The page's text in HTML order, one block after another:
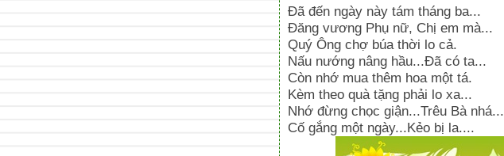
Đã đến ngày này tám tháng ba...
Đăng vương Phụ nữ, Chị em mà...
Quý Ông chợ búa thời lo cả.
Nấu nướng nâng hầu...Đã có ta...
Còn nhớ mua thêm hoa một tá.
Kèm theo quà tặng phải lo xa...
Nhớ đừng chọc giận...Trêu Bà nhá...
Cố gắng một ngày...Kẻo bị la....